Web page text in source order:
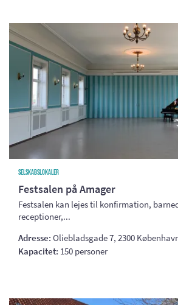
Selskabslokaler
Festsalen på Amager
Festsalen kan lejes til konfirmation,
receptioner,...
Adresse: Oliebladsgade 7, 2300
Kapacitet: 150 personer